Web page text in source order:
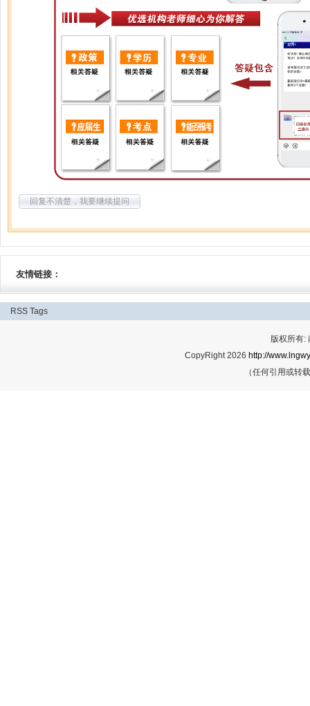
回复不清楚，我要继续提问
友情链接：
RSS Tags
版权所有:
CopyRight 2026 http://
（任何引用或转